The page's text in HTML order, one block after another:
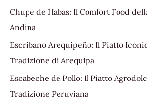
Chupe de Habas: Il Comfort Food
Andina
Escribano Arequipeño: Il Piatto
Tradizione di Arequipa
Escabeche de Pollo: Il Piatto
Tradizione Peruviana